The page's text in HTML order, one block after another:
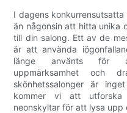
I dagens
än någonsin att hitta unika
till din salong. Ett av de
är att använda
länge använts för
uppmärksamhet
skönhetssalonger är
kommer vi att utforska
neonskyltar för att lysa upp